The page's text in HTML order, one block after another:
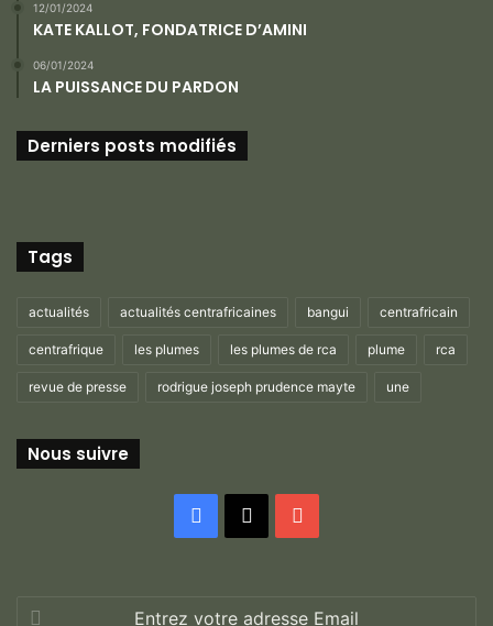
12/01/2024
KATE KALLOT, FONDATRICE D’AMINI
06/01/2024
LA PUISSANCE DU PARDON
Derniers posts modifiés
Tags
actualités actualités centrafricaines bangui centrafricain
centrafrique les plumes les plumes de rca plume rca
revue de presse rodrigue joseph prudence mayte une
Nous suivre
Facebook